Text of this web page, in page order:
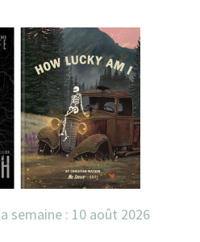
semaine : 10 août 2026